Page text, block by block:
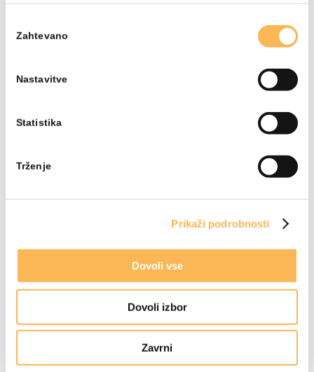
soglasja
Zahtevano
Nastavitve
Statistika
Trženje
Prikaži podrobnosti
Dovoli vse
Dovoli izbor
Zavrni